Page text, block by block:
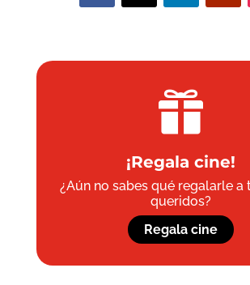

¡Regala cine!
¿Aún no sabes qué regalarle a
queridos?
Regala cine